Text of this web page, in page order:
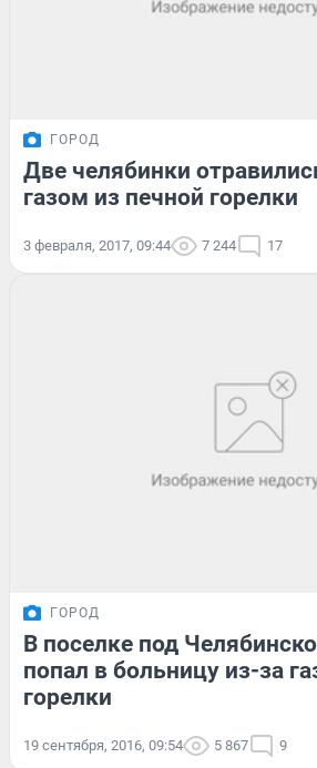
ГОРОД
Две челябинки
газом из печной горелки
3 февраля, 2017, 09:44 7 244 17
ГОРОД
В поселке под
попал в больницу из-за
горелки
19 сентября, 2016, 09:54 5 867 9